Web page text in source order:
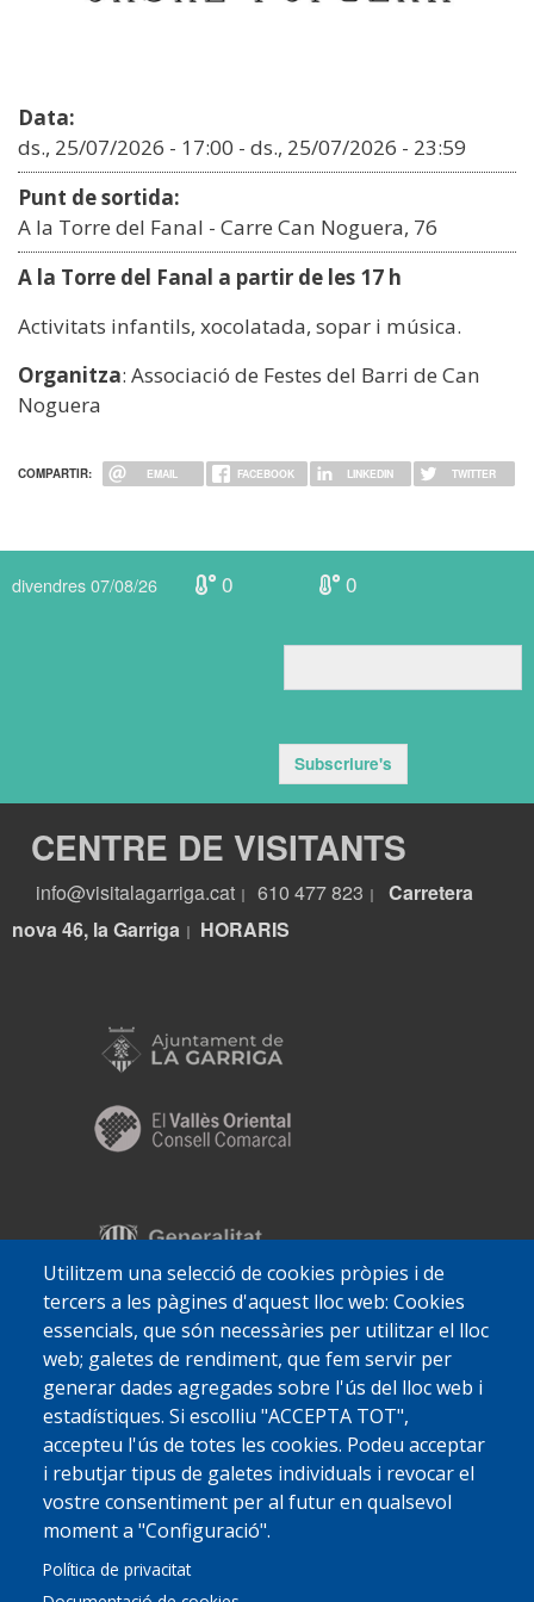
Data:
ds., 25/07/2026 - 17:00 - ds., 25/07/2026 - 23:59
Punt de sortida:
A la Torre del Fanal - Carre Can Noguera, 76
A la Torre del Fanal a partir de les 17 h
Activitats infantils, xocolatada, sopar i música.
Organitza: Associació de Festes del Barri de Can
Noguera
COMPARTIR: EMAIL FACEBOOK LINKEDIN TWITTER
Utilitzem una selecció de cookies pròpies i de
tercers a les pàgines d'aquest lloc web: Cookies
essencials, que són necessàries per utilitzar el lloc
web; galetes de rendiment, que fem servir per
generar dades agregades sobre l'ús del lloc web i
estadístiques. Si escolliu "ACCEPTA TOT",
accepteu l'ús de totes les cookies. Podeu acceptar
i rebutjar tipus de galetes individuals i revocar el
vostre consentiment per al futur en qualsevol
moment a "Configuració".
Política de privacitat
divendres 07/08/26 0 0
Subscriure's
CENTRE DE VISITANTS
info@visitalagarriga.cat 610 477 823
Carretera
nova 46, la Garriga
HORARIS